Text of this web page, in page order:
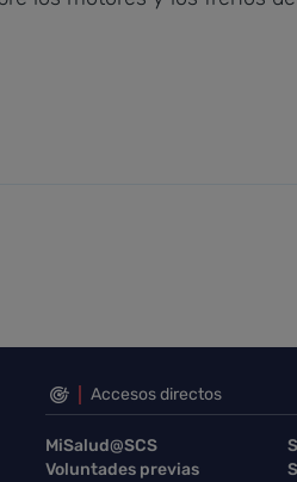
Accesos directos
MiSalud@SCS
Voluntades previas